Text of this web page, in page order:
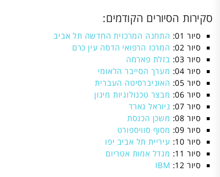
סקירות הסיורים הקודמים:
סיור 01:
התחנה המרכזית החדשה תל אביב
סיור 02:
המרכז הרפואי הדסה עין כרם
סיור 03:
בזלת פארמה
סיור 04:
מערך הסייבר הלאומי
סיור 05:
האוניברסיטה העברית
סיור 06:
מבצר טכנולוגיות מיגון
סיור 07:
ניוראל גארד
סיור 08:
משכן הכנסת
סיור 09:
מסוף סוויספורט
סיור 10:
עיריית תל אביב יפו
סיור 11:
מגדל אמות אטריום
סיור 12:
IBM